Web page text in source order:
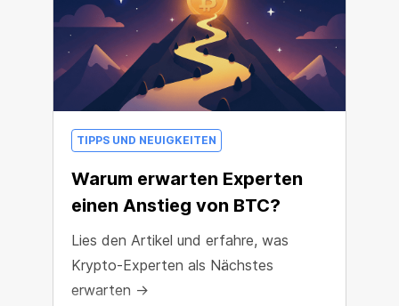
TIPPS UND NEUIGKEITEN
Warum erwarten Experten
einen Anstieg von BTC?
Lies den Artikel und erfahre, was
Krypto-Experten als Nächstes
erwarten →